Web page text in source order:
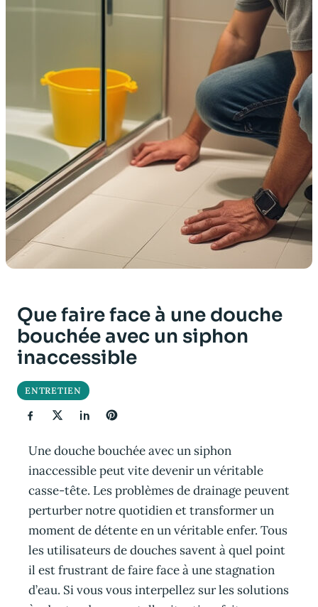
Que faire face à une douche
bouchée avec un siphon
inaccessible
ENTRETIEN
Une douche bouchée avec un siphon
inaccessible peut vite devenir un véritable
casse-tête. Les problèmes de drainage peuvent
perturber notre quotidien et transformer un
moment de détente en un véritable enfer. Tous
les utilisateurs de douches savent à quel point
il est frustrant de faire face à une stagnation
d’eau. Si vous vous interpellez sur les solutions